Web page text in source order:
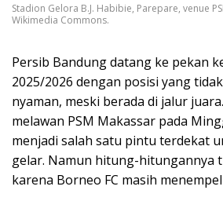
Stadion Gelora B.J. Habibie, Parepare, venue
Wikimedia Commons.
Persib Bandung datang ke pekan
2025/2026 dengan posisi yang
nyaman, meski berada di jalur
melawan PSM Makassar pada
menjadi salah satu pintu terdekat
gelar. Namun hitung-hitungannya
karena Borneo FC masih